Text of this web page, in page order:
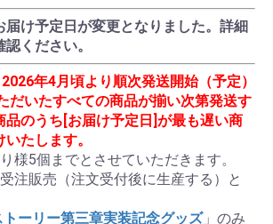
届け予定日が変更となりました。詳細
認ください。
年4月頃より順次発送開始（予定）
だいたすべての商品が揃い次第発送す
品のうち[お届け予定日]が最も遅い商
たします。
様5個までとさせていただきます。
注販売（注文受付後に生産する）と
ーリー第三章実装記念グッズ」のみ